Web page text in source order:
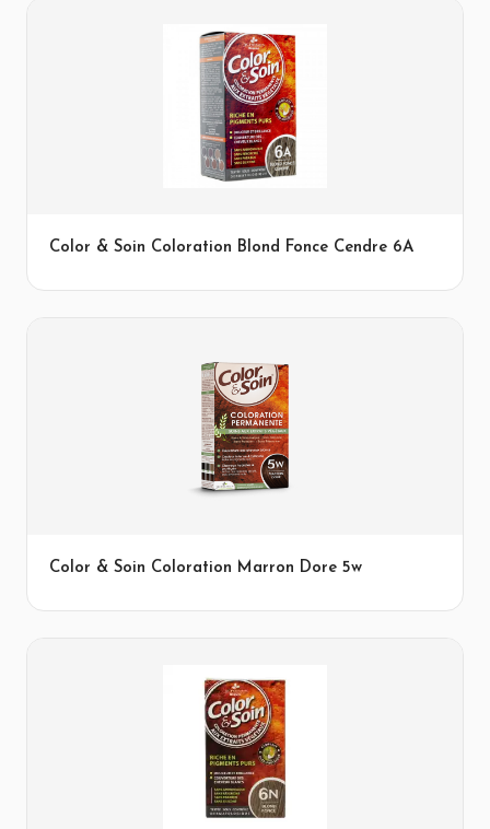
Color & Soin Coloration Blond Fonce Cendre 6A
Color & Soin Coloration Marron Dore 5w